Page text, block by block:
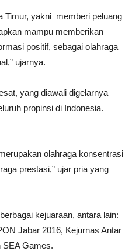
Timur, yakni memberi peluang
mampu memberikan
positif, sebagai olahraga
ujarnya.
yang diawali digelarnya
propinsi di Indonesia.
olahraga konsentrasi
prestasi,” ujar pria yang
kejuaraan, antara lain:
Jabar 2016, Kejurnas Antar
SEA Games.